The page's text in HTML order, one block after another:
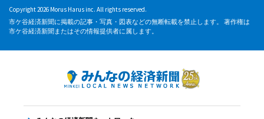
Copyright 2026 Morus Harus inc. All rights reserved.
市ケ谷経済新聞に掲載の記事・写真・図表などの無断転載を禁止します。 著作権は
市ケ谷経済新聞またはその情報提供者に属します。